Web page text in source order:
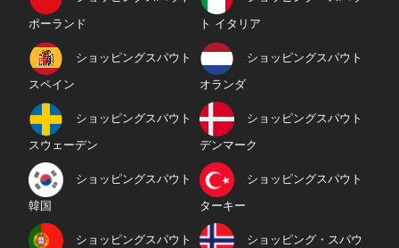
ポーランド ト イタリア
ショッピングスパウト
スペイン
ショッピングスパウト
オランダ
ショッピングスパウト
スウェーデン
ショッピングスパウト
デンマーク
ショッピングスパウト
韓国
ショッピングスパウト
ターキー
ショッピングスパウト ショッピング・スパウ